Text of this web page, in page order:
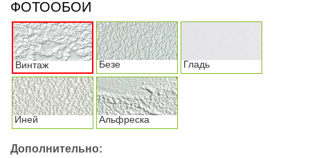
ФОТООБОИ
Винтаж Безе Гладь
Иней Альфреска
Дополнительно: